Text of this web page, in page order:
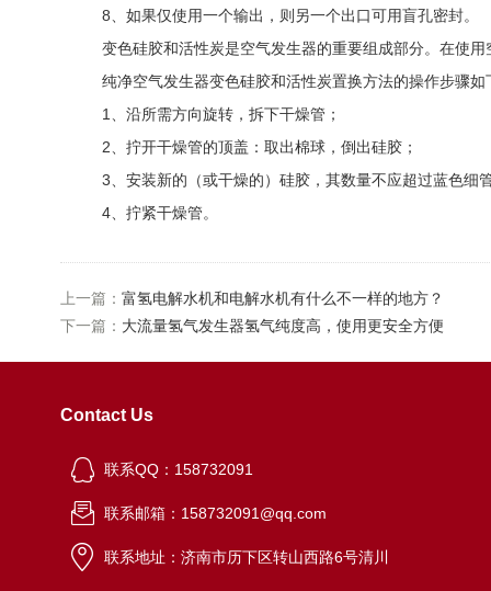
8、如果仅使用一个输出，则另一个出口可用盲孔密封。
变色硅胶和活性炭是空气发生器的重要组成部分。在使用
纯净空气发生器变色硅胶和活性炭置换方法的操作步骤如
1、沿所需方向旋转，拆下干燥管；
2、拧开干燥管的顶盖：取出棉球，倒出硅胶；
3、安装新的（或干燥的）硅胶，其数量不应超过蓝色细
4、拧紧干燥管。
上一篇： 富氢电解水机和电解水机有什么不一样的地方？
下一篇： 大流量氢气发生器氢气纯度高，使用更安全方便
Contact Us
联系QQ：158732091
联系邮箱：158732091@qq.com
联系地址：济南市历下区转山西路6号清川